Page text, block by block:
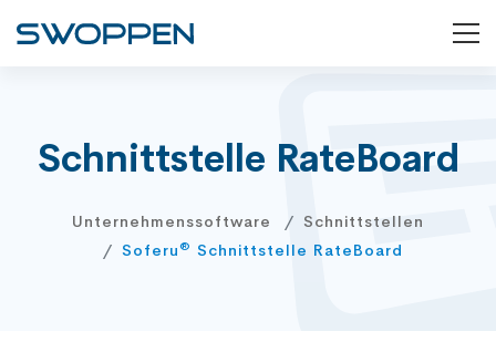
Schnittstelle RateBoard
Unternehmenssoftware
Schnittstellen
Soferu® Schnittstelle RateBoard